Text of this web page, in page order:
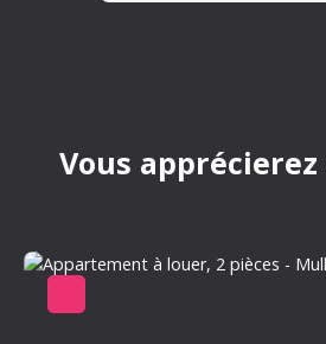
Vous apprécierez